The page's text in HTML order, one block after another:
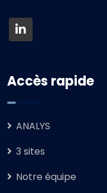
Accès rapide
ANALYS
3 sites
Notre équipe